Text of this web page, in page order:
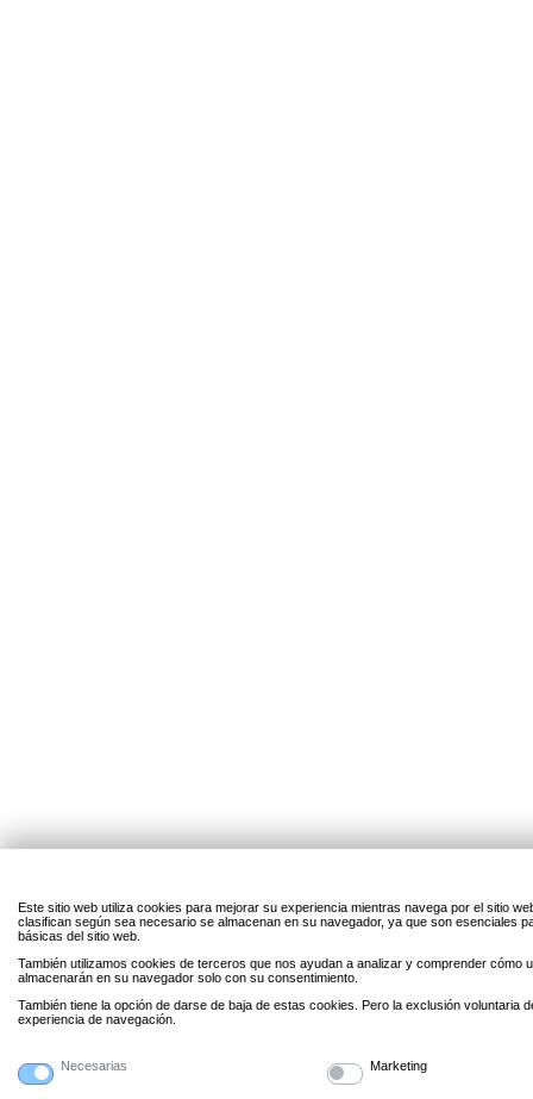
Este sitio web utiliza cookies para mejorar su experiencia mientras navega por el sitio
clasifican según sea necesario se almacenan en su navegador, ya que son esenciales
básicas del sitio web.
También utilizamos cookies de terceros que nos ayudan a analizar y comprender cómo
almacenarán en su navegador solo con su consentimiento.
También tiene la opción de darse de baja de estas cookies. Pero la exclusión voluntaria
experiencia de navegación.
Necesarias Marketing